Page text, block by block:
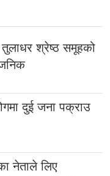
तुलाधर श्रेष्ठ समूहको
दुई जना पक्राउ
नेताले लिए